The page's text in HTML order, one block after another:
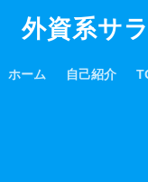
外資系サ
ホーム 自己紹介